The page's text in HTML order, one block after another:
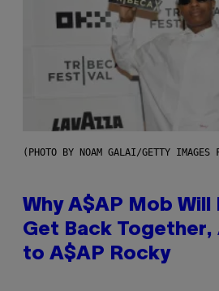
(PHOTO BY NOAM GALAI/GETTY
Why A$AP Mob Will
Get Back
to A$AP Rocky